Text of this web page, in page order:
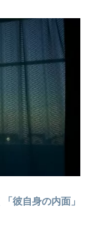
「彼自身の内面」